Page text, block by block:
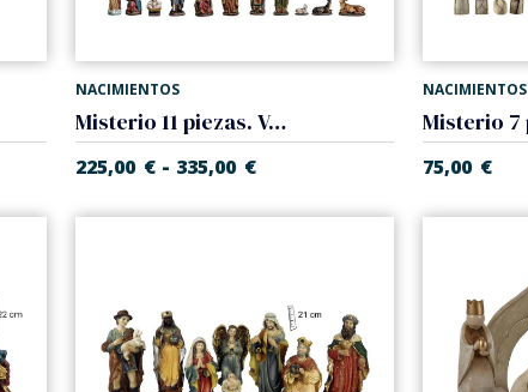
NACIMIENTOS
Misterio 11 piezas. Varias medidas
225,00 € - 335,00 €
NACIMIENTOS
75,00 €